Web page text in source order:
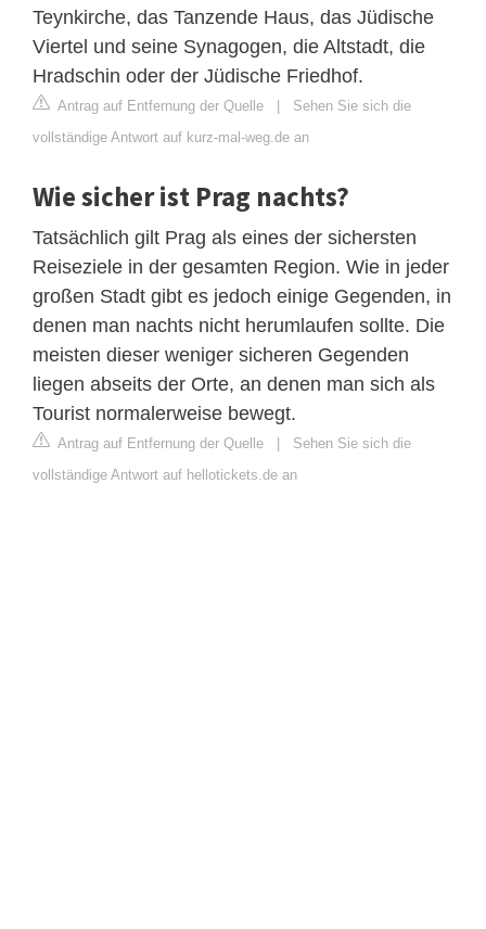
Teynkirche, das Tanzende Haus, das Jüdische
Viertel und seine Synagogen, die Altstadt, die
Hradschin oder der Jüdische Friedhof.
Antrag auf Entfernung der Quelle | Sehen Sie sich die
vollständige Antwort auf kurz-mal-weg.de an
Wie sicher ist Prag nachts?
Tatsächlich gilt Prag als eines der sichersten
Reiseziele in der gesamten Region. Wie in jeder
großen Stadt gibt es jedoch einige Gegenden, in
denen man nachts nicht herumlaufen sollte. Die
meisten dieser weniger sicheren Gegenden
liegen abseits der Orte, an denen man sich als
Tourist normalerweise bewegt.
Antrag auf Entfernung der Quelle | Sehen Sie sich die
vollständige Antwort auf hellotickets.de an